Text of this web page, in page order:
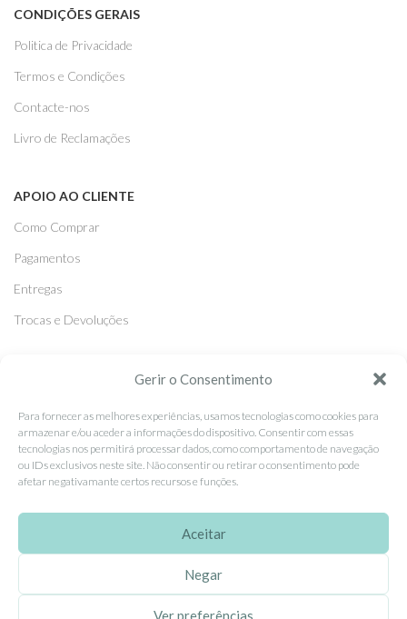
Gerir o Consentimento
Para fornecer as melhores experiências, usamos tecnologias como cookies para
armazenar e/ou aceder a informações do dispositivo. Consentir com essas
tecnologias nos permitirá processar dados, como comportamento de navegação
ou IDs exclusivos neste site. Não consentir ou retirar o consentimento pode
afetar negativamante certos recursos e funções.
Aceitar
Negar
Ver preferências
CONDIÇÕES GERAIS
Politica de Privacidade
Termos e Condições
Contacte-nos
Livro de Reclamações
APOIO AO CLIENTE
Como Comprar
Pagamentos
Entregas
Trocas e Devoluções
Facebook
Instagram
Pinterest
EhGoom2026 Criado porDumbanengue, Lda.